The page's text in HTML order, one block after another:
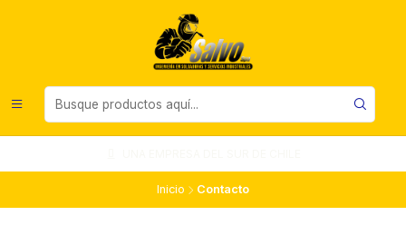
Inicio Contacto